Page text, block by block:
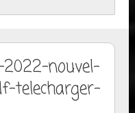
nouvel-
telecharger-